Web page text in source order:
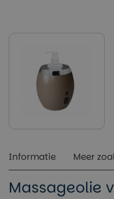
Informatie Meer
Massageolie